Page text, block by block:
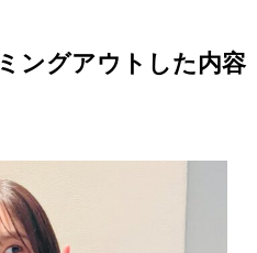
ングアウトした内容